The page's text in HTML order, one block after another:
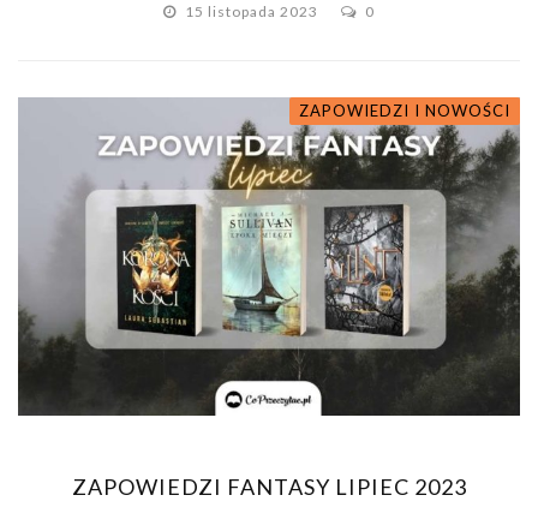
15 listopada 2023
0
ZAPOWIEDZI I NOWOŚCI
ZAPOWIEDZI FANTASY LIPIEC 2023